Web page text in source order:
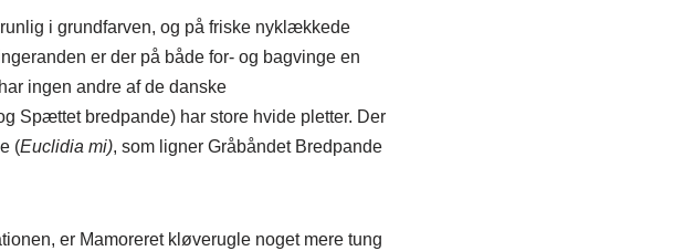
i grundfarven, og på friske nyklækkede
er der på både for- og bagvinge en
ingen andre af de danske
Spættet bredpande) har store hvide pletter. Der
(Euclidia mi), som ligner Gråbåndet Bredpande
er Mamoreret kløverugle noget mere tung